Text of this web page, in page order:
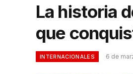
La historia
que
INTERNACIONALES 6 de